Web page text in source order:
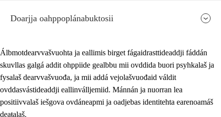
Doarjja oahppoplánabuktosii
Álbmotdearvvašvuohta ja eallimis birget fágaidrasttideaddji fáddán
skuvllas galgá addit ohppiide gealbbu mii ovddida buori psyhkalaš ja
fysalaš dearvvašvuođa, ja mii addá vejolašvuođaid váldit
ovddasvástideaddji eallinválljemiid. Mánnán ja nuorran lea
positiivvalaš iešgova ovdáneapmi ja oadjebas identitehta earenoamáš
deaŧalaš.